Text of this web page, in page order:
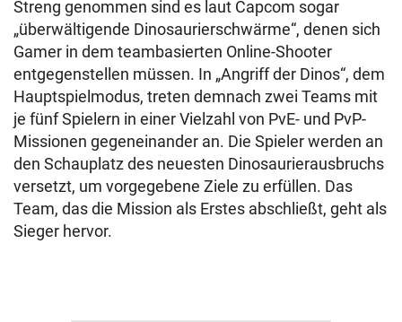
Streng genommen sind es laut Capcom sogar
„überwältigende Dinosaurierschwärme“, denen sich
Gamer in dem teambasierten Online-Shooter
entgegenstellen müssen. In „Angriff der Dinos“, dem
Hauptspielmodus, treten demnach zwei Teams mit
je fünf Spielern in einer Vielzahl von PvE- und PvP-
Missionen gegeneinander an. Die Spieler werden an
den Schauplatz des neuesten Dinosaurierausbruchs
versetzt, um vorgegebene Ziele zu erfüllen. Das
Team, das die Mission als Erstes abschließt, geht als
Sieger hervor.